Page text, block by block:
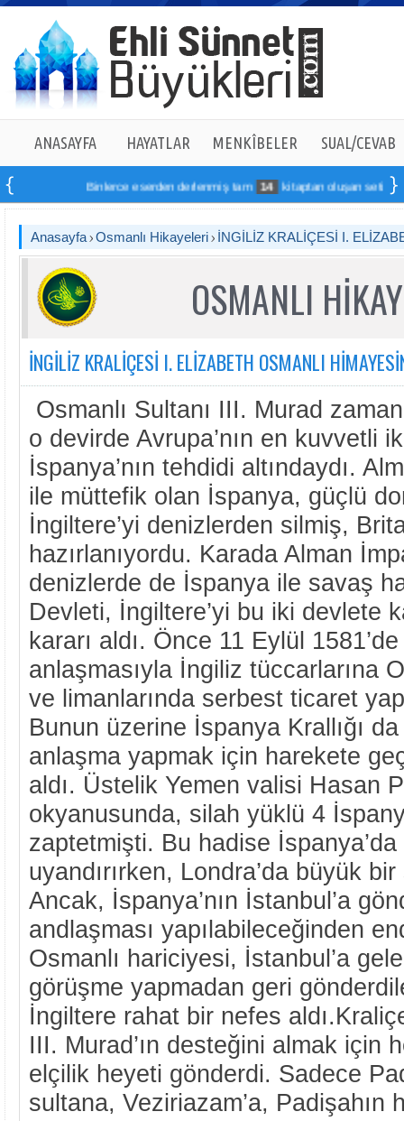
ANASAYFA HAYATLAR MENKÎBELER SUAL/CEVAB
Binlerce eserden derlenmiş tam 14 kitaptan oluşan seti online
Anasayfa Osmanlı Hikayeleri İNGİLİZ KRALİÇESİ I.
OSMANLI
İNGİLİZ KRALİÇESİ I. ELİZABETH OSMANLI
Osmanlı Sultanı III. Murad
o devirde Avrupa’nın en kuvvetli
İspanya’nın tehdidi altındaydı.
ile müttefik olan İspanya, güçlü
İngiltere’yi denizlerden silmiş,
hazırlanıyordu. Karada Alman
denizlerde de İspanya ile savaş
Devleti, İngiltere’yi bu iki devlete
kararı aldı. Önce 11 Eylül
anlaşmasıyla İngiliz tüccarlarına
ve limanlarında serbest ticaret
Bunun üzerine İspanya Krallığı
anlaşma yapmak için harekete
aldı. Üstelik Yemen valisi Hasan
okyanusunda, silah yüklü 4
zaptetmişti. Bu hadise
uyandırırken, Londra’da büyük
Ancak, İspanya’nın İstanbul’a
andlaşması yapılabileceğinden
Osmanlı hariciyesi, İstanbul’a
görüşme yapmadan geri
İngiltere rahat bir nefes
III. Murad’ın desteğini almak için
elçilik heyeti gönderdi. Sadece
sultana, Veziriazam’a, Padişahın